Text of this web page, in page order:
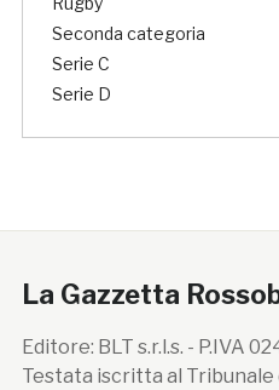
Seconda categoria
Serie C
Serie D
La Gazzetta
Editore: BLT s.r.l.s. - P.IVA
Testata iscritta al Tribunale